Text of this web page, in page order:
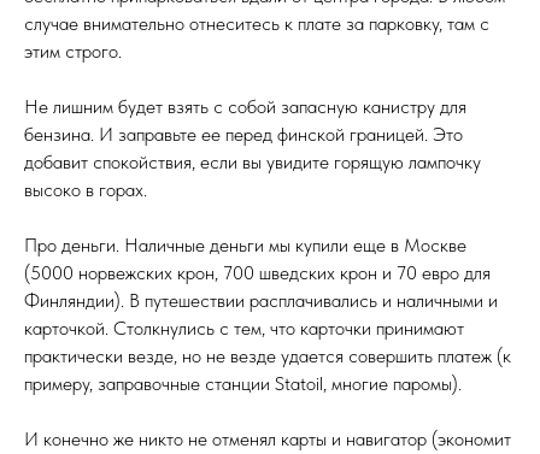
случае внимательно отнеситесь к плате за парковку, там с
этим строго.
Не лишним будет взять с собой запасную канистру для
бензина. И заправьте ее перед финской границей. Это
добавит спокойствия, если вы увидите горящую лампочку
высоко в горах.
Про деньги. Наличные деньги мы купили еще в Москве
(5000 норвежских крон, 700 шведских крон и 70 евро для
Финляндии). В путешествии расплачивались и наличными и
карточкой. Столкнулись с тем, что карточки принимают
практически везде, но не везде удается совершить платеж (к
примеру, заправочные станции Statoil, многие паромы).
И конечно же никто не отменял карты и навигатор (экономит